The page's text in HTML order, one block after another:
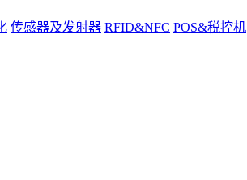
传感器及发射器 RFID&NFC POS&税控机